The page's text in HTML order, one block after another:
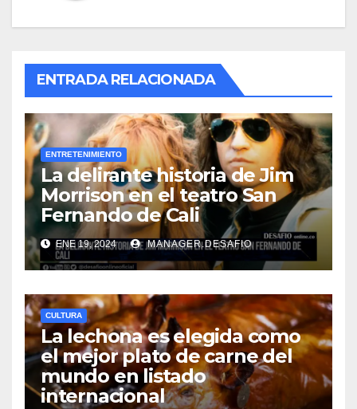
ENTRADA RELACIONADA
ENTRETENIMIENTO
La delirante historia de Jim
Morrison en el teatro San
Fernando de Cali
ENE 19, 2024 MANAGER.DESAFIO
CULTURA
La lechona es elegida como
el mejor plato de carne del
mundo en listado
internacional